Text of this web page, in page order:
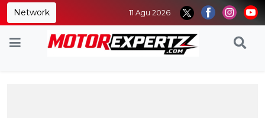
Network 11 Agu 2026